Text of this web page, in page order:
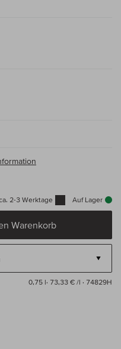
2-3 Werktage Auf Lager
Warenkorb
0,75 l· 73,33 € /l · 74829H